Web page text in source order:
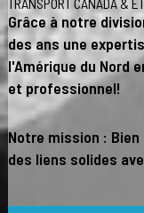
Grâce à notre
des ans une
l'Amérique du Nord
et professionnel!
Notre mission :
des liens solides